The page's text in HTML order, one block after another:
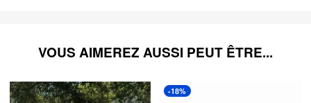
VOUS AIMEREZ AUSSI PEUT ÊTRE...
-18%